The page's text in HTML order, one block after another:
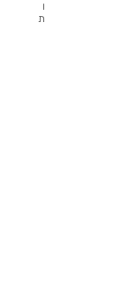
ו
ת